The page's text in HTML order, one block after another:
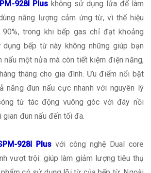
928I Plus không sử dụng lửa để làm
năng lượng cảm ứng từ, vì thế hiệu
trong khi bếp gas chỉ đạt khoảng
dụng bếp từ này không những giúp bạn
nấu một nửa mà còn tiết kiệm điện năng,
tháng cho gia đình. Ưu điểm nổi bật
năng đun nấu cực nhanh với nguyên lý
từ tác động vuông góc với đáy nồi
đun nấu đến tối đa.
928I Plusvới công nghệ Dual core
vượt trội: giúp làm giảm lượng tiêu thụ